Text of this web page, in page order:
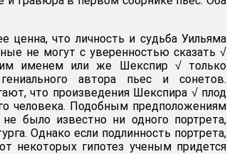
ценна, что личность и судьба Уильяма
не могут с уверенностью сказать √
именем или же Шекспир √ только
автора пьес и сонетов.
что произведения Шекспира √ плод
человека. Подобным предположениям
было известно ни одного портрета,
Однако если подлинность портрета,
некоторых гипотез ученым придется